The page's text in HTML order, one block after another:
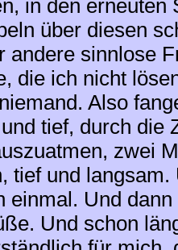
in den erneuten
über diesen
andere sinnlose
die ich nicht
Also
tief, durch die
zwei
tief und
einmal. Und
Und schon